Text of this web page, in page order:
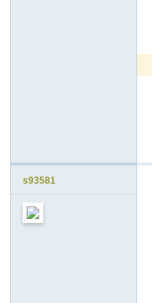
s93581